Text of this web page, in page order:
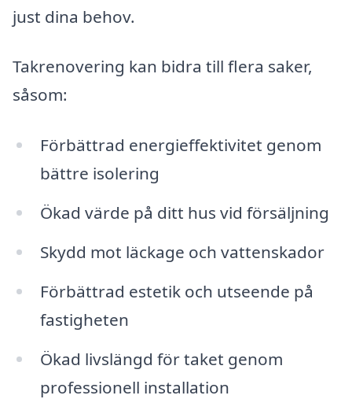
just dina behov.
Takrenovering kan bidra till flera saker,
såsom:
Förbättrad energieffektivitet genom
bättre isolering
Ökad värde på ditt hus vid försäljning
Skydd mot läckage och vattenskador
Förbättrad estetik och utseende på
fastigheten
Ökad livslängd för taket genom
professionell installation